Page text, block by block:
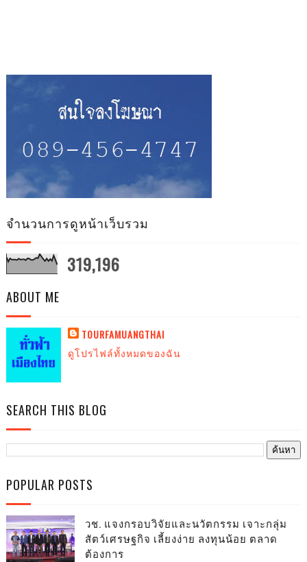
จำนวนการดูหน้าเว็บรวม
319,196
ABOUT ME
TOURFAMUANGTHAI
ดูโปรไฟล์ทั้งหมดของฉัน
SEARCH THIS BLOG
POPULAR POSTS
วช. แจงกรอบวิจัยและนวัตกรรม เจาะกลุ่ม
สัตว์เศรษฐกิจ เลี้ยงง่าย ลงทุนน้อย ตลาด
ต้องการ